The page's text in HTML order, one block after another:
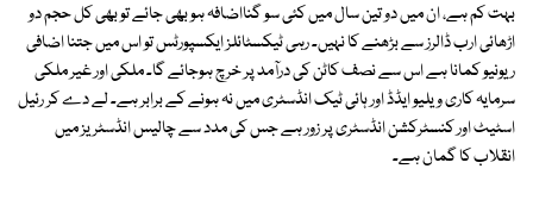
بہت کم ہے، ان میں دو تین سال میں کئی سو گنااضافہ ہو بھی جائے تو بھی کل حجم دو
اڑھائی ارب ڈالرز سے بڑھنے کا نہیں۔ رہی ٹیکسٹائلز ایکسپورٹس تو اس میں جتنا اضافی
ریونیو کمانا ہے اس سے نصف کاٹن کی درآمد پر خرچ ہوجائے گا۔ ملکی اور غیر ملکی
سرمایہ کاری ویلیو ایڈڈ اور ہائی ٹیک انڈسٹری میں نہ ہونے کے برابر ہے۔ لے دے کر رئیل
اسٹیٹ اور کنسٹرکشن انڈسٹری پر زور ہے جس کی مدد سے چالیس انڈسٹریز میں
انقلاب کا گمان ہے۔